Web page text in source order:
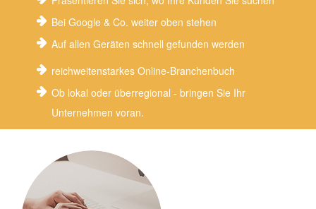
Bei Google & Co. weiter oben stehen
Auf allen Geräten schnell gefunden werden
reichweitenstarkes Online-Branchenbuch
Ob lokal oder überregional - bringen Sie Ihr
Unternehmen voran.